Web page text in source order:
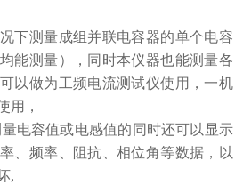
下测量成组并联电容器的单个电容
能测量），同时本仪器也能测量各
以做为工频电流测试仪使用，一机
用，
电容值或电感值的同时还可以显示
、频率、阻抗、相位角等数据，以
,